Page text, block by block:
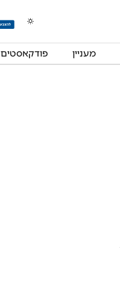
מעניין פודקאסטים